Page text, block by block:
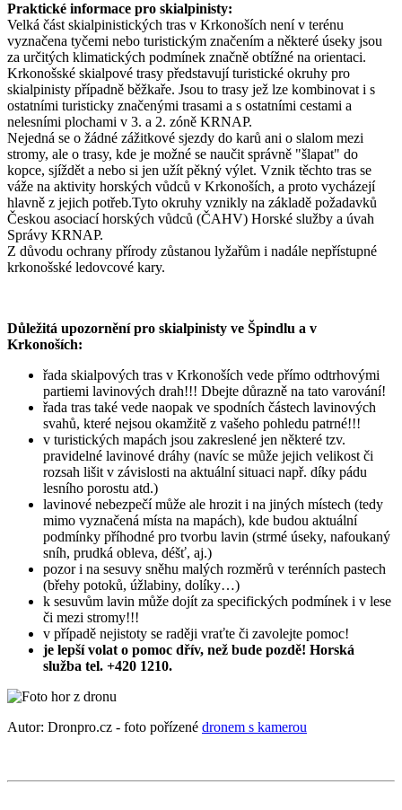
Praktické informace pro skialpinisty:
Velká část skialpinistických tras v Krkonoších není v terénu
vyznačena tyčemi nebo turistickým značením a některé úseky jsou
za určitých klimatických podmínek značně obtížné na orientaci.
Krkonošské skialpové trasy představují turistické okruhy pro
skialpinisty případně běžkaře. Jsou to trasy jež lze kombinovat i s
ostatními turisticky značenými trasami a s ostatními cestami a
nelesními plochami v 3. a 2. zóně KRNAP.
Nejedná se o žádné zážitkové sjezdy do karů ani o slalom mezi
stromy, ale o trasy, kde je možné se naučit správně "šlapat" do
kopce, sjíždět a nebo si jen užít pěkný výlet. Vznik těchto tras se
váže na aktivity horských vůdců v Krkonoších, a proto vycházejí
hlavně z jejich potřeb.Tyto okruhy vznikly na základě požadavků
Českou asociací horských vůdců (ČAHV) Horské služby a úvah
Správy KRNAP.
Z důvodu ochrany přírody zůstanou lyžařům i nadále nepřístupné
krkonošské ledovcové kary.
Důležitá upozornění pro skialpinisty ve Špindlu a v
Krkonoších:
řada skialpových tras v Krkonoších vede přímo odtrhovými
partiemi lavinových drah!!! Dbejte důrazně na tato varování!
řada tras také vede naopak ve spodních částech lavinových
svahů, které nejsou okamžitě z vašeho pohledu patrné!!!
v turistických mapách jsou zakreslené jen některé tzv.
pravidelné lavinové dráhy (navíc se může jejich velikost či
rozsah lišit v závislosti na aktuální situaci např. díky pádu
lesního porostu atd.)
lavinové nebezpečí může ale hrozit i na jiných místech (tedy
mimo vyznačená místa na mapách), kde budou aktuální
podmínky příhodné pro tvorbu lavin (strmé úseky, nafoukaný
sníh, prudká obleva, déšť, aj.)
pozor i na sesuvy sněhu malých rozměrů v terénních pastech
(břehy potoků, úžlabiny, dolíky…)
k sesuvům lavin může dojít za specifických podmínek i v lese
či mezi stromy!!!
v případě nejistoty se raději vraťte či zavolejte pomoc!
je lepší volat o pomoc dřív, než bude pozdě! Horská
služba tel. +420 1210.
Autor: Dronpro.cz - foto pořízené dronem s kamerou